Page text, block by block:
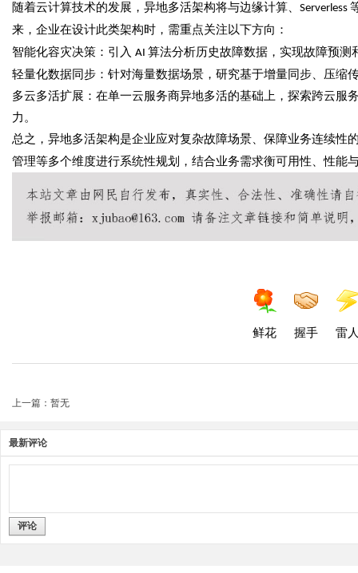
随着云计算技术的发展，异地多活架构将与边缘计算、 Serverless
来，企业在设计此类架构时，需重点关注以下方向：
智能化容灾决策：引入 AI 算法分析历史故障数据，实现故障预
轻量化数据同步：针对海量数据场景，研究基于增量同步、压缩
多云多活扩展：在单一云服务商异地多活的基础上，探索跨云服
力。
总之，异地多活架构是企业应对复杂故障场景、保障业务连续
管理等多个维度进行系统性规划，结合业务需求衡可用性、性能
鲜花 握手 雷
上一篇：暂无
最新评论
评论